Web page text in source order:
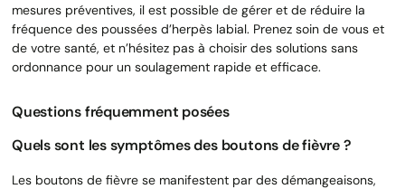
mesures préventives, il est possible de gérer et de réduire la
fréquence des poussées d’herpès labial. Prenez soin de vous et
de votre santé, et n’hésitez pas à choisir des solutions sans
ordonnance pour un soulagement rapide et efficace.
Questions fréquemment posées
Quels sont les symptômes des boutons de fièvre ?
Les boutons de fièvre se manifestent par des démangeaisons,